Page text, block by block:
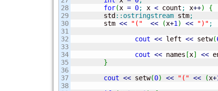
28
29
30
31
32
33
34
35
36
37
38
for(x = 0; x < count ; x++)
{
        std
:: ostringstream stm;
        stm
<< "(" << (x+1) << ")" ;
cout << left << setw(
cout << names [x] <<
}
cout << setw(0) << "(" << (x+